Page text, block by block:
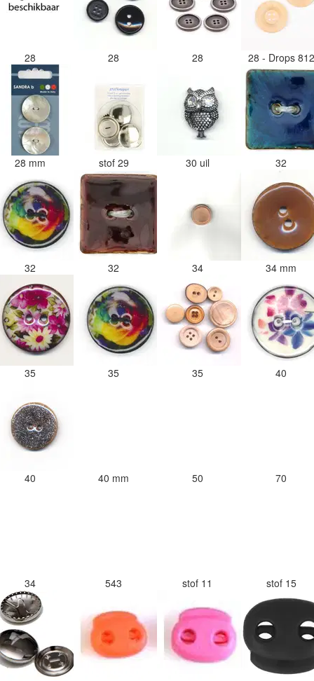
28 28 28 28 - Drops
28 mm stof 29 30 uil 32
32 32 34 34 mm
35 35 35 40
40 40 mm 50 70
34 543 stof 11 stof 15